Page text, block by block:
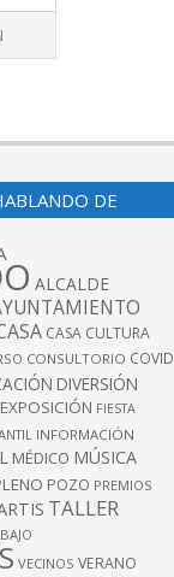
DE
ALCALDE
CASA CULTURA
CONSULTORIO COVID
DIVERSIÓN
EXPOSICIÓN FIESTA
INFORMACIÓN
MÉDICO MÚSICA
POZO PREMIOS
TALLER
VECINOS VERANO